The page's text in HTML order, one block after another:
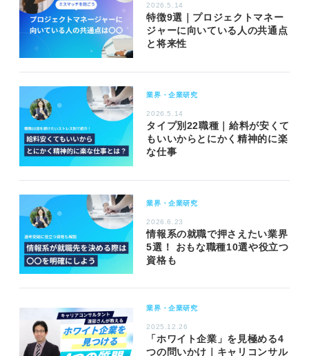
2026.5.14
特徴9選｜プロジェクトマネー
ジャーに向いている人の共通点
と将来性
業界・企業研究
2026.5.14
タイプ別22職種｜給料が安くて
もいいからとにかく精神的に楽
な仕事
業界・企業研究
2026.6.23
情報系の就職で押さえたい業界
5選！ おもな職種10選や役立つ
資格も
業界・企業研究
2025.12.26
「ホワイト企業」を見極める4
つの問いかけ｜キャリコンサル